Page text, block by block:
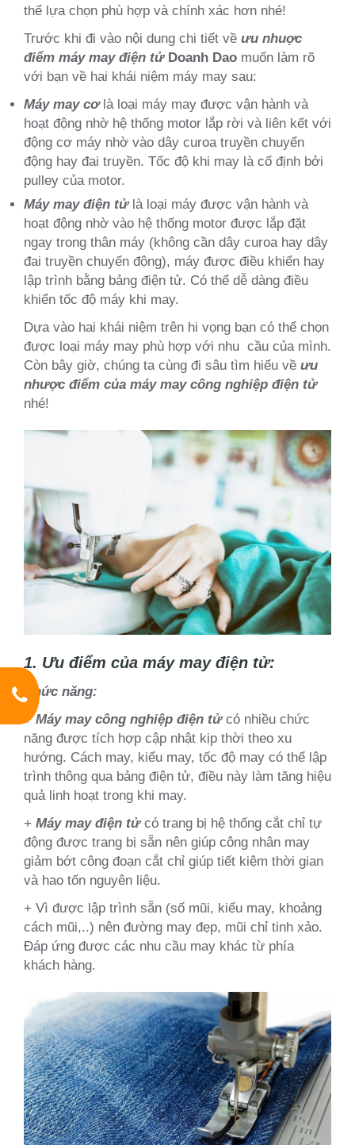
thể lựa chọn phù hợp và chính xác hơn nhé!
Trước khi đi vào nội dung chi tiết về ưu nhuợc
điểm máy may điện tử Doanh Dao muốn làm rõ
với bạn về hai khái niệm máy may sau:
Máy may cơlà loại máy may được vận hành và
hoạt động nhờ hệ thống motor lắp rời và liên kết với
động cơ máy nhờ vào dây curoa truyền chuyển
động hay đai truyền. Tốc độ khi may là cố định bởi
pulley của motor.
Máy may điện tửlà loại máy được vận hành và
hoạt động nhờ vào hệ thống motor được lắp đặt
ngay trong thân máy (không cần dây curoa hay dây
đai truyền chuyển động), máy được điều khiển hay
lập trình bằng bảng điện tử. Có thể dễ dàng điều
khiển tốc độ máy khi may.
Dựa vào hai khái niệm trên hi vọng bạn có thể chọn
được loại máy may phù hợp với nhu cầu của mình.
Còn bây giờ, chúng ta cùng đi sâu tìm hiểu về ưu
nhược điểm của máy may công nghiệp điện tử
nhé!
1. Ưu điểm của máy may điện tử:
Chức năng:
+Máy may công nghiệp điện tửcó nhiều chức
năng được tích hợp cập nhật kịp thời theo xu
hướng. Cách may, kiểu may, tốc độ may có thể lập
trình thông qua bảng điện tử, điều này làm tăng hiệu
quả linh hoạt trong khi may.
+ Máy may điện tửcó trang bị hệ thống cắt chỉ tự
động được trang bị sẵn nên giúp công nhân may
giảm bớt công đoạn cắt chỉ giúp tiết kiệm thời gian
và hao tốn nguyên liệu.
+ Vì được lập trình sẵn (số mũi, kiểu may, khoảng
cách mũi,..) nên đường may đẹp, mũi chỉ tinh xảo.
Đáp ứng được các nhu cầu may khác từ phía
khách hàng.